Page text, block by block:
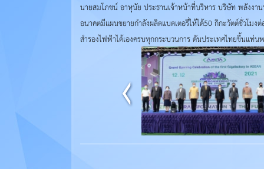
นายสมโภชน์ อาหุนัย ประธานเจ้าหน้าที่บริหาร บริษัท พลังงา
อนาคตมีแผนขยายกำลังผลิตแบตเตอรี่ให้ได้50 กิกะวัตต์ชั่วโม
สำรองไฟฟ้าได้เองครบทุกกระบวนการ ดันประเทศไทยขึ้นแ